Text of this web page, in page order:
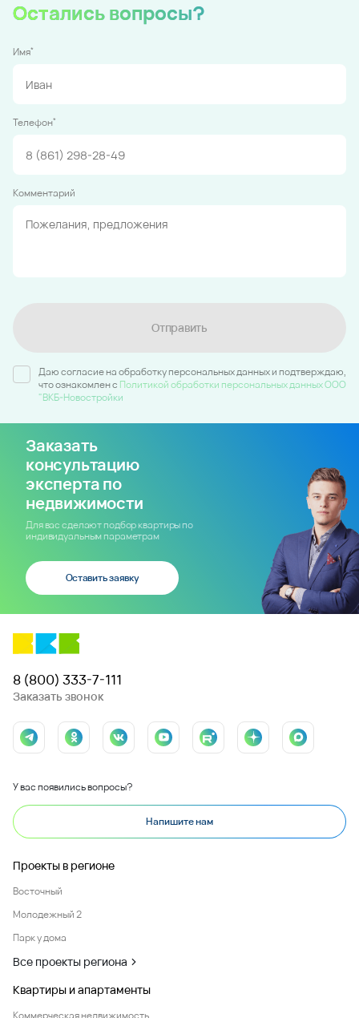
Остались вопросы?
Имя*
Телефон*
Комментарий
Отправить
Даю согласие на обработку персональных данных и подтверждаю,
что ознакомлен c Политикой обработки персональных данных ООО
"ВКБ-Новостройки
Заказать
консультацию
эксперта по
недвижимости
Для вас сделают подбор квартиры по
индивидуальным параметрам
Оставить заявку
8 (800) 333-7-111
Заказать звонок
У вас появились вопросы?
Напишите нам
Проекты в регионе
Восточный
Молодежный 2
Парк у дома
Все проекты региона
Квартиры и апартаменты
Коммерческая недвижимость